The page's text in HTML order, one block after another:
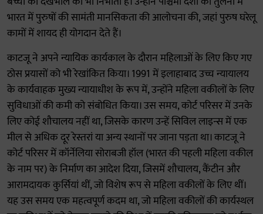
भारत में पुरुषों की सामंती मानसिकता की आलोचना की, जहां पुरुष घरेलू
कामों में शायद ही योगदान देते हैं।
काटजू ने अपने न्यायिक कार्यकाल के दौरान महिलाओं के लिए किए गए
ठोस प्रयासों को भी रेखांकित किया। 1991 में इलाहाबाद उच्च न्यायालय
के कार्यवाहक मुख्य न्यायाधीश के रूप में, उन्होंने महिला वकीलों के लिए
सुविधाओं की कमी को संबोधित किया। उस समय, कोर्ट परिसर में उनके
लिए कोई शौचालय नहीं था, जिसके कारण उन्हें सिविल लाइन्स में एक
मील से अधिक दूर रेस्तरां या अन्य स्थानों पर जाना पड़ता था। काटजू ने
कोर्ट परिसर में कॉर्नेलिया सोराबजी हॉल (भारत की पहली महिला वकील
के नाम पर) के निर्माण का आदेश दिया, जिसमें शौचालय, कैंटीन और
आरामदायक कुर्सियां थीं, जो विशेष रूप से महिला वकीलों के लिए थीं।
यह उस समय एक महत्वपूर्ण कदम था, जो महिला वकीलों की कार्यस्थल